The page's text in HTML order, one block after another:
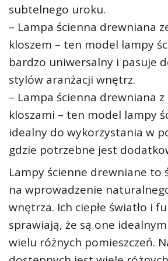
subtelnego uroku.
– Lampa ścienna drewniana
kloszem – ten model lampy
bardzo uniwersalny i pasuje
stylów aranżacji wnętrz.
– Lampa ścienna drewniana
kloszami – ten model lampy
idealny do wykorzystania w
gdzie potrzebne jest
Lampy ścienne drewniane to
na wprowadzenie
wnętrza. Ich ciepłe światło i
sprawiają, że są one
wielu różnych pomieszczeń.